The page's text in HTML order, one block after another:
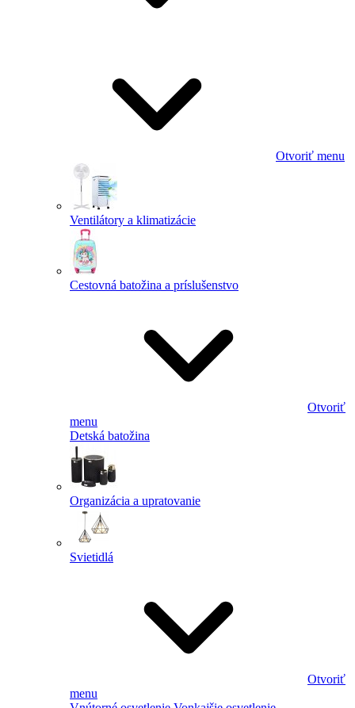
Otvoriť menu
Ventilátory a klimatizácie
Cestovná batožina a príslušenstvo
Otvoriť
menu
Detská batožina
Organizácia a upratovanie
Svietidlá
Otvoriť
menu